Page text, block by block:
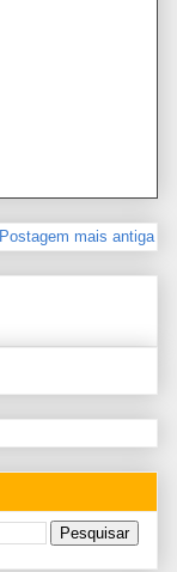
Postagem mais antiga